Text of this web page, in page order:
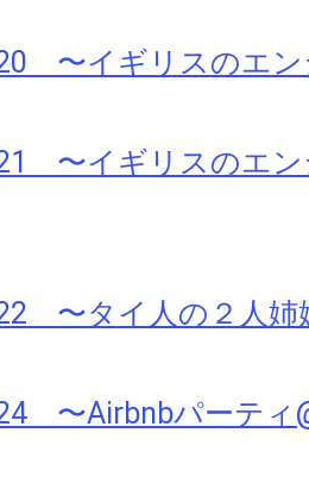
〜イギリスのエ
〜イギリスのエ
〜タイ人の２人姉
〜Airbnbパーティ